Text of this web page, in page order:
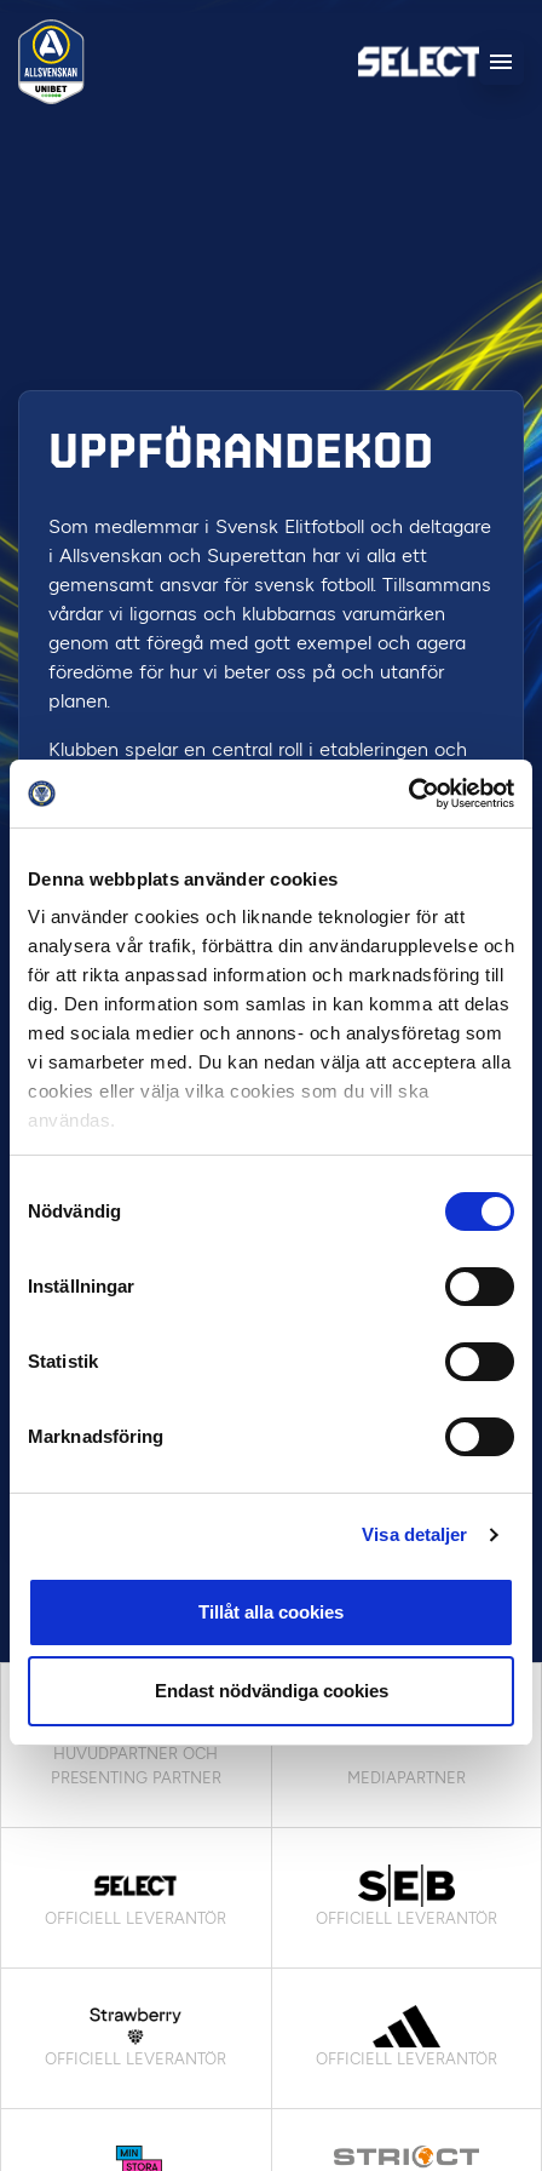
Denna webbplats använder cookies
Vi använder cookies och liknande teknologier för att
analysera vår trafik, förbättra din användarupplevelse och
för att rikta anpassad information och marknadsföring till
dig. Den information som samlas in kan komma att delas
med sociala medier och annons- och analysföretag som
vi samarbeter med. Du kan nedan välja att acceptera alla
cookies eller välja vilka cookies som du vill ska
användas.
Nödvändig
Inställningar
Statistik
Marknadsföring
Visa detaljer
Tillåt alla cookies
Endast nödvändiga cookies
UPPFÖRANDEKOD
Som medlemmar i Svensk Elitfotboll och deltagare
i Allsvenskan och Superettan har vi alla ett
gemensamt ansvar för svensk fotboll. Tillsammans
vårdar vi ligornas och klubbarnas varumärken
genom att föregå med gott exempel och agera
föredöme för hur vi beter oss på och utanför
planen.
Klubben spelar en central roll i etableringen och
utvärderingen av Uppförandekoden och verkar för
att dess värdegrund ska genomsyra hela klubbens
verksamhet, från A-lag till ungdomslag, publik och
klubben. Vi skall tillsammans arbeta för att
kontinuerligt förbättra arbetet och följa de
rekommendationer som en tredjepartsrevision kan
ge.
Vi vill ha en fotboll där:
• Alla känner sig välkomna, oavsett kön, sexuell
läggning, religion, etnicitet eller nationalitet
• Alla känner sig trygga och säkra att gå på våra
• Vi alla visar respekt för varandra oavsett om det
rör spelet, spelarna, domarna, ledarna, anställda,
förtroendevalda och publiken.
värdighet och glädje – och vi agerar för att visa
HUVUDPARTNER OCH
PRESENTING PARTNER
MEDIAPARTNER
OFFICIELL LEVERANTÖR OFFICIELL LEVERANTÖR
OFFICIELL LEVERANTÖR OFFICIELL LEVERANTÖR